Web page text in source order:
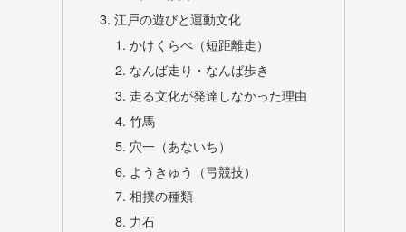
江戸の遊びと運動文化
かけくらべ（短距離走）
なんば走り・なんば歩き
走る文化が発達しなかった理由
竹馬
穴一（あないち）
ようきゅう（弓競技）
相撲の種類
力石